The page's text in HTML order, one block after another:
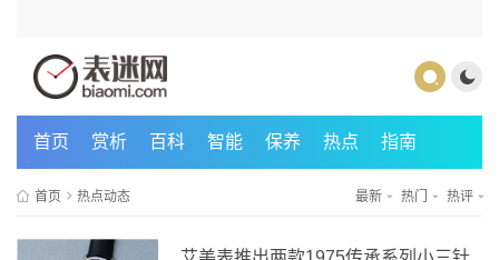
首页 赏析 百科 智能 保养 热点 指南
首页 热点动态 最新 热门 热评